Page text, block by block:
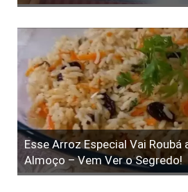
Esse Arroz Especial Vai Roubá
Almoço – Vem Ver o Segredo!